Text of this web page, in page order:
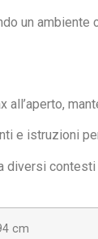
un
all’aperto,
e istruzioni
cm